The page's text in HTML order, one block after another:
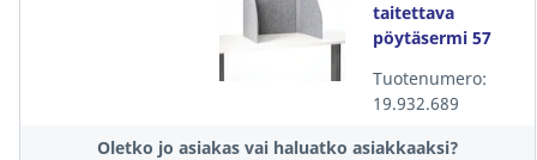
taitettava
pöytäsermi 57
Tuotenumero:
19.932.689
Oletko jo asiakas vai haluatko asiakkaaksi?